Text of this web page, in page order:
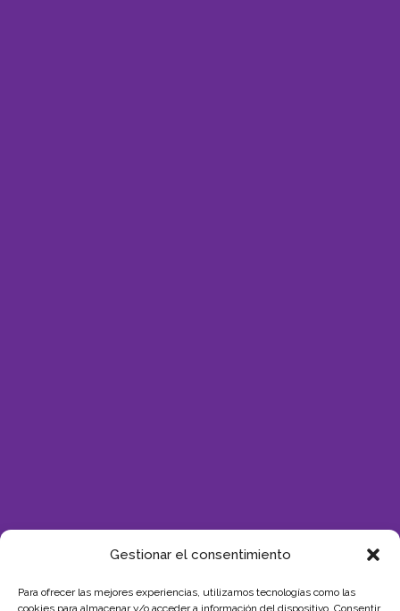
Gestionar el consentimiento
Para ofrecer las mejores experiencias, utilizamos tecnologías como las
cookies para almacenar y/o acceder a información del dispositivo. Consentir